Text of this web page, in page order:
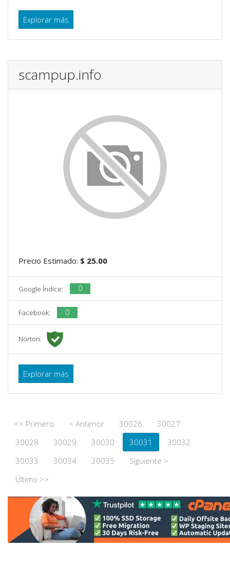
Explorar más
scampup.info
Precio Estimado: $ 25.00
Google Índice: 0
Facebook: 0
Norton:
Explorar más
<< Primero < Anterior 30026
30027
30028
30029 30030 30031
30032
30033
30034 30035
Siguiente >
Último >>